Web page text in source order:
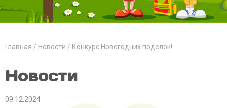
Главная Новости Конкурс Новогодних поделок!
Новости
09.12.2024